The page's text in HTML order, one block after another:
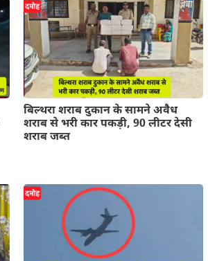
बिल्थरा शराब दुकान के सामने अवैध
शराब से भरी कार पकड़ी, 90 लीटर देसी
शराब जब्त